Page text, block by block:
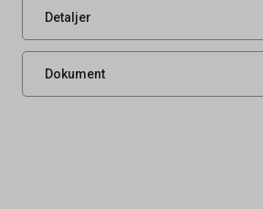
Detaljer
UNSPSC
Dokument
Produktdatablad